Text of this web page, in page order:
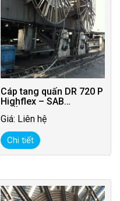
Cáp tang quấn DR 720 P
Highflex – SAB
Giá: Liên hệ
Chi tiết